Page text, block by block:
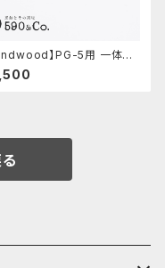
】PG-5用 一体型
部カバー (グルーブ/ステン
)